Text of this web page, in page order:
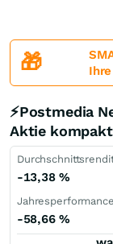
🎁
⚡Postmedia
Aktie kompakt
-13,38 %
Jahresperformance
-58,66 %